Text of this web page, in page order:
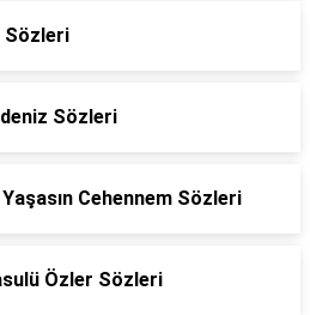
Sözleri
Sözleri
Cehennem Sözleri
Özler Sözleri